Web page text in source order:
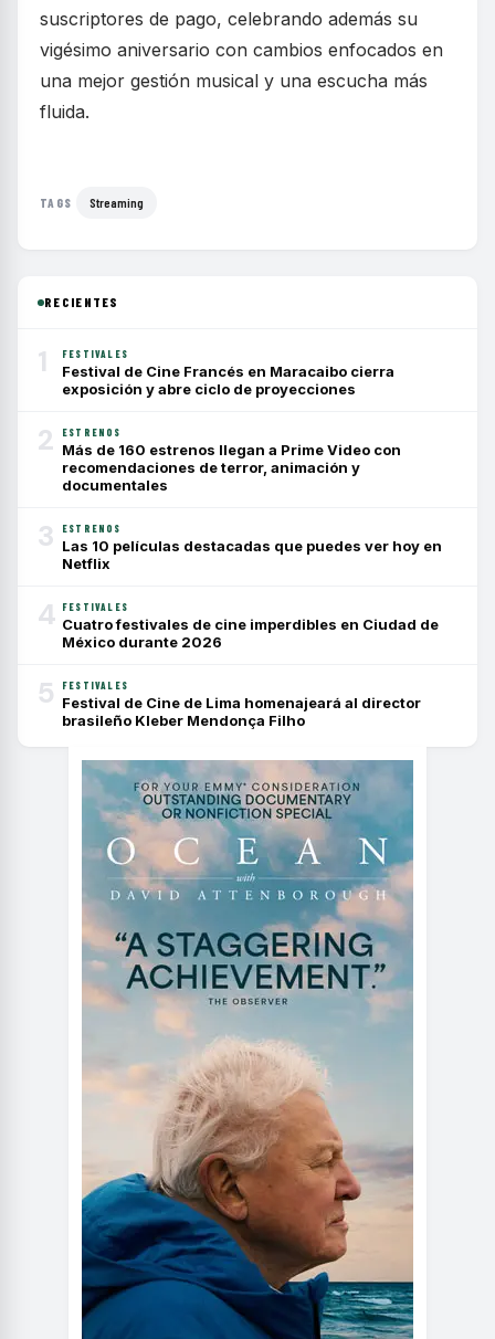
suscriptores de pago, celebrando además su
vigésimo aniversario con cambios enfocados en
una mejor gestión musical y una escucha más
fluida.
TAGS Streaming
RECIENTES
1 FESTIVALES
Festival de Cine Francés en Maracaibo cierra
exposición y abre ciclo de proyecciones
2 ESTRENOS
Más de 160 estrenos llegan a Prime Video con
recomendaciones de terror, animación y
documentales
3 ESTRENOS
Las 10 películas destacadas que puedes ver hoy en
Netflix
4 FESTIVALES
Cuatro festivales de cine imperdibles en Ciudad de
México durante 2026
5 FESTIVALES
Festival de Cine de Lima homenajeará al director
brasileño Kleber Mendonça Filho